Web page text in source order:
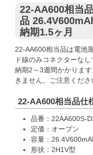
22-AA600相当
品
納期1.5ヶ月
22-AA600相当品は電池
ド線のみコネクターな
納期2～3週間かかりま
きません。ご注意くださ
22-AA600相当品仕
品番：22AA600S-
定価：オープン
容量：
形状：2H1V型